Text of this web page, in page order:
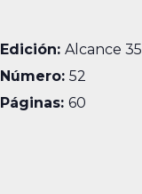
Edición:Alcance 35
Número:52
Páginas:60